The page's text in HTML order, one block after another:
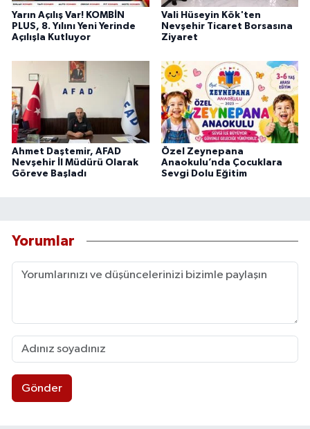
Yarın Açılış Var! KOMBİN
PLUS, 8. Yılını Yeni Yerinde
Açılışla Kutluyor
Vali Hüseyin Kök'ten
Nevşehir Ticaret Borsasına
Ziyaret
Ahmet Daştemir, AFAD
Nevşehir İl Müdürü Olarak
Göreve Başladı
Özel Zeynepana
Anaokulu’nda Çocuklara
Sevgi Dolu Eğitim
Yorumlar
Gönder